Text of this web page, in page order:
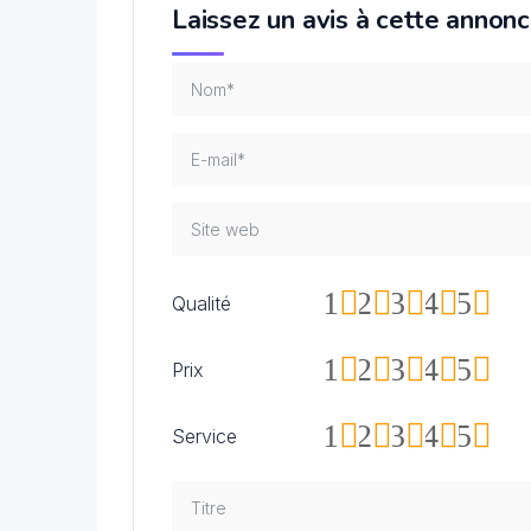
Laissez un avis à cette
Qualité 5
4
3
2
1
Prix 5
4
3
2
1
Service 5
4
3
2
1